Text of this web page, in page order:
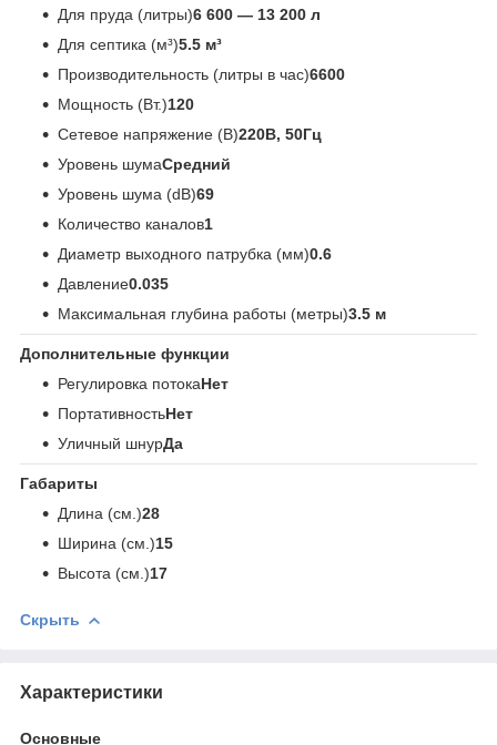
Для пруда (литры)6 600 — 13 200 л
Для септика (м³)5.5 м³
Производительность (литры в час)6600
Мощность (Вт.)120
Сетевое напряжение (В)220В, 50Гц
Уровень шумаСредний
Уровень шума (dB)69
Количество каналов1
Диаметр выходного патрубка (мм)0.6
Давление0.035
Максимальная глубина работы (метры)3.5 м
Дополнительные функции
Регулировка потокаНет
ПортативностьНет
Уличный шнурДа
Габариты
Длина (см.)28
Ширина (см.)15
Высота (см.)17
Скрыть
Характеристики
Основные